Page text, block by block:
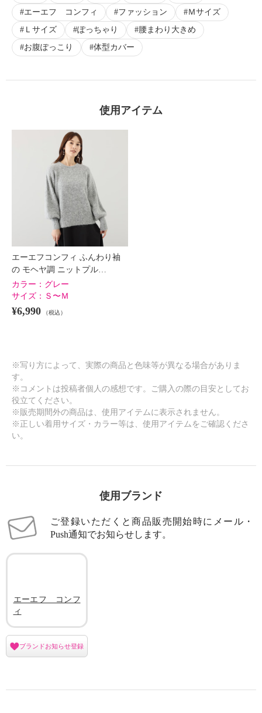
エーエフ コンフィ
ファッション
Ｍサイズ
Ｌサイズ
ぽっちゃり
腰まわり大きめ
お腹ぽっこり
体型カバー
使用アイテム
エーエフコンフィ ふんわり袖
の モヘヤ調 ニットプル…
カラー： グレー
サイズ： Ｓ〜Ｍ
¥6,990 （税込）
※写り方によって、実際の商品と色味等が異なる場合がありま
す。
※コメントは投稿者個人の感想です。ご購入の際の目安としてお
役立てください。
※販売期間外の商品は、使用アイテムに表示されません。
※正しい着用サイズ・カラー等は、使用アイテムをご確認くださ
い。
使用ブランド
ご登録いただくと商品販売開始時にメール・
Push通知でお知らせします。
エーエフ コンフ
ィ
ブランドお知らせ登録